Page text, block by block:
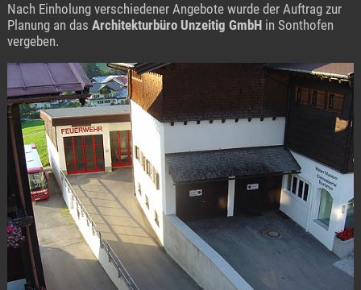
Nach Einholung verschiedener Angebote wurde der Auftrag zur
Planung an das Architekturbüro Unzeitig GmbHin Sonthofen
vergeben.